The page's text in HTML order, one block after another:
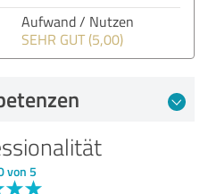
Aufwand / Nutzen
SEHR GUT (5,00)
von 5